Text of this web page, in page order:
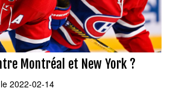
Montréal et New York ?
le 2022-02-14